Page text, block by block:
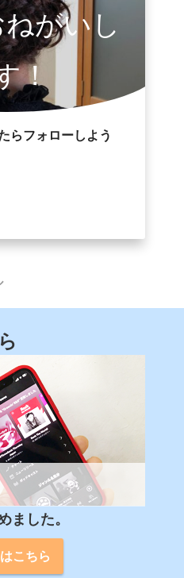
がいし
！
らフォローしよう
ました。
こちら